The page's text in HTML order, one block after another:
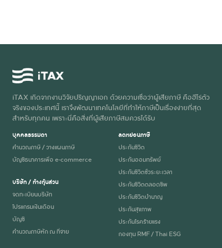
iTAX เกิดจากงานวิจัยปริญญาเอก ด้วยความเชื่อว่าผู้เสียภาษี คือฮีโร่ตัว
จริงของประเทศนี้ เราจึงพัฒนาเทคโนโลยีที่ทำให้ภาษีเป็นเรื่องง่ายที่สุด
สำหรับทุกคน เพราะนี่คือสิ่งที่ผู้เสียภาษีสมควรได้รับ
บุคคลธรรมดา
คำนวณภาษี / วางแผนภาษี
บัญชีธนาคารเพื่อ e-commerce
บริษัท / ห้างหุ้นส่วน
จดทะเบียนบริษัท
โปรแกรมเงินเดือน
บัญชี
คำนวณภาษีหัก ณ ที่จ่าย
ลดหย่อนภาษี
ประกันชีวิต
ประกันออมทรัพย์
ประกันชีวิตชั่วระยะเวลา
ประกันชีวิตตลอดชีพ
ประกันชีวิตบำนาญ
ประกันสุขภาพ
ประกันโรคร้ายแรง
กองทุน RMF / Thai ESG